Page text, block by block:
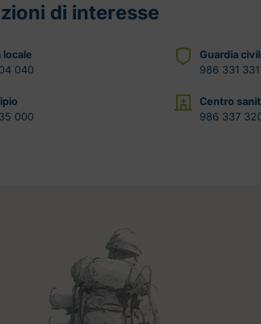
di interesse
locale
040
Guardia
986 331 331
000
Centro
986 337